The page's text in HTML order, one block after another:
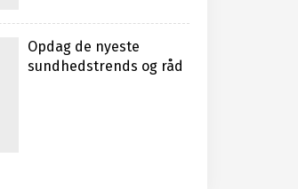
Opdag de nyeste
sundhedstrends og råd